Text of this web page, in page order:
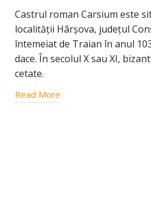
Castrul roman Carsium este
localității Hârșova, județul
întemeiat de Traian în anul
dace. În secolul X sau XI,
cetate.
Read More